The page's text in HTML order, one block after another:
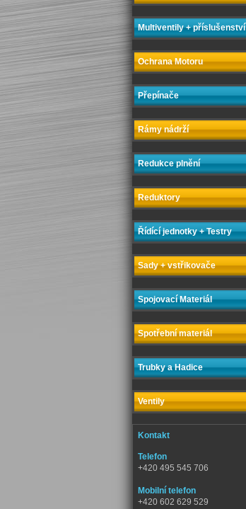
Multiventily + příslušenství
Ochrana Motoru
Přepínače
Rámy nádrží
Redukce plnění
Reduktory
Řídící jednotky + Testry
Sady + vstřikovače
Spojovací Materiál
Spotřební materiál
Trubky a Hadice
Ventily
Kontakt
Telefon
+420 495 545 706
Mobilní telefon
+420 602 629 529